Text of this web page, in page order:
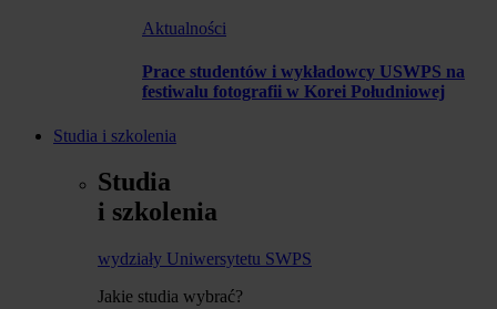
Aktualności
Prace studentów i wykładowcy USWPS na
festiwalu fotografii w Korei Południowej
Studia i szkolenia
Studia
i szkolenia
wydziały Uniwersytetu SWPS
Jakie studia wybrać?